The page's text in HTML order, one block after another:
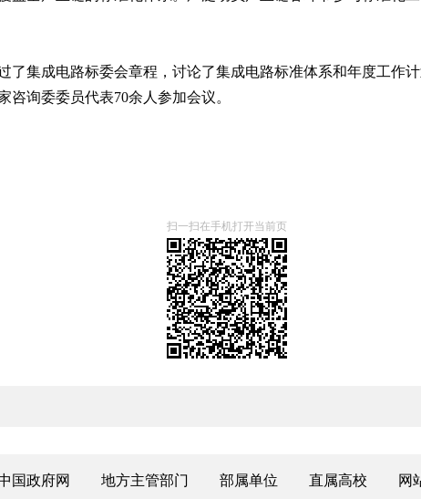
了集成电路标委会章程，讨论了集成电路标准体系和年度工作
询委委员代表70余人参加会议。
扫一扫在手机打开当前页
国政府网 地方主管部门 部属单位 直属高校 网